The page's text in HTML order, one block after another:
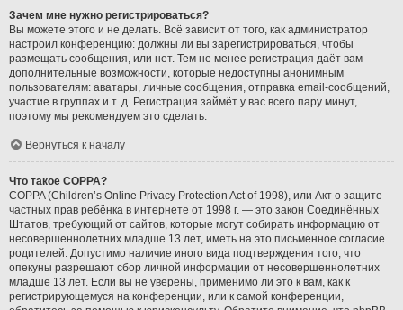
Зачем мне нужно регистрироваться?
Вы можете этого и не делать. Всё зависит от того, как администратор
настроил конференцию: должны ли вы зарегистрироваться, чтобы
размещать сообщения, или нет. Тем не менее регистрация даёт вам
дополнительные возможности, которые недоступны анонимным
пользователям: аватары, личные сообщения, отправка email-сообщений,
участие в группах и т. д. Регистрация займёт у вас всего пару минут,
поэтому мы рекомендуем это сделать.
Вернуться к началу
Что такое COPPA?
COPPA (Children’s Online Privacy Protection Act of 1998), или Акт о защите
частных прав ребёнка в интернете от 1998 г. — это закон Соединённых
Штатов, требующий от сайтов, которые могут собирать информацию от
несовершеннолетних младше 13 лет, иметь на это письменное согласие
родителей. Допустимо наличие иного вида подтверждения того, что
опекуны разрешают сбор личной информации от несовершеннолетних
младше 13 лет. Если вы не уверены, применимо ли это к вам, как к
регистрирующемуся на конференции, или к самой конференции,